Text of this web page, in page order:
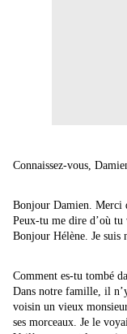
Connaissez-vous,
Bonjour Damien. Merci
Peux-tu me dire d’où tu
Bonjour Hélène. Je suis
Comment es-tu tombé
Dans notre famille, il
voisin un vieux
ses morceaux. Je le